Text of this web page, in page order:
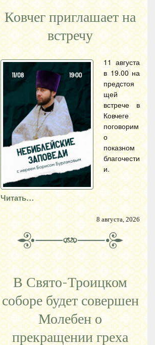
Ковчег приглашает на
встречу
11 августа
в 19.00 на
предстоя
щей
встрече в
Ковчеге
поговорим
о
показном
благочести
и.
Читать…
8 августа, 2026
В Свято-Троицком
соборе будет совершен
Молебен о
прекращении греха